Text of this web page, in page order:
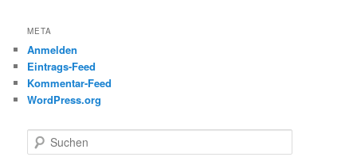
META
Anmelden
Eintrags-Feed
Kommentar-Feed
WordPress.org
u